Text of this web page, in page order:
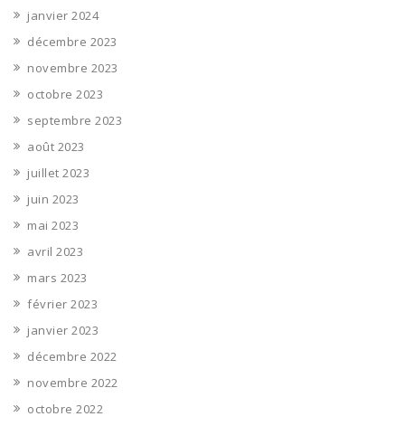
janvier 2024
décembre 2023
novembre 2023
octobre 2023
septembre 2023
août 2023
juillet 2023
juin 2023
mai 2023
avril 2023
mars 2023
février 2023
janvier 2023
décembre 2022
novembre 2022
octobre 2022